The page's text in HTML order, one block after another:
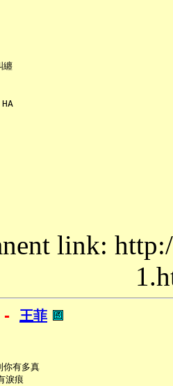
纏
HA
link:
- 王菲
你有多真
淚痕